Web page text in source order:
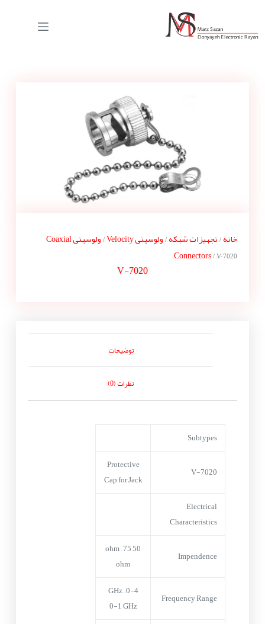
خانه/ تجهیزات شبکه/ ولوسیتی Velocity /
ولوسیتی Coaxial
Connectors / V-7020
V-7020
توضیحات
نظرات (0)
Subtypes
V-7020
Protective
Cap for Jack
Electrical
Characteristics
Impendence
50 ohm – 75
ohm
Frequency Range
0-4 GHz –
0-1 GHz